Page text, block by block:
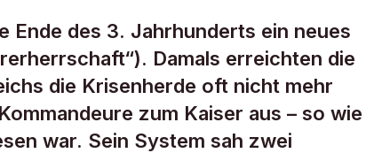
Ende des 3. Jahrhunderts ein neues
Damals erreichten die
die Krisenherde oft nicht mehr
zum Kaiser aus – so wie
war. Sein System sah zwei